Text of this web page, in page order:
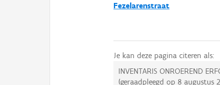
Fezelarenstraat
Je kan deze pagina citeren als:
INVENTARIS ONROEREND
(geraadpleegd op8 augustus